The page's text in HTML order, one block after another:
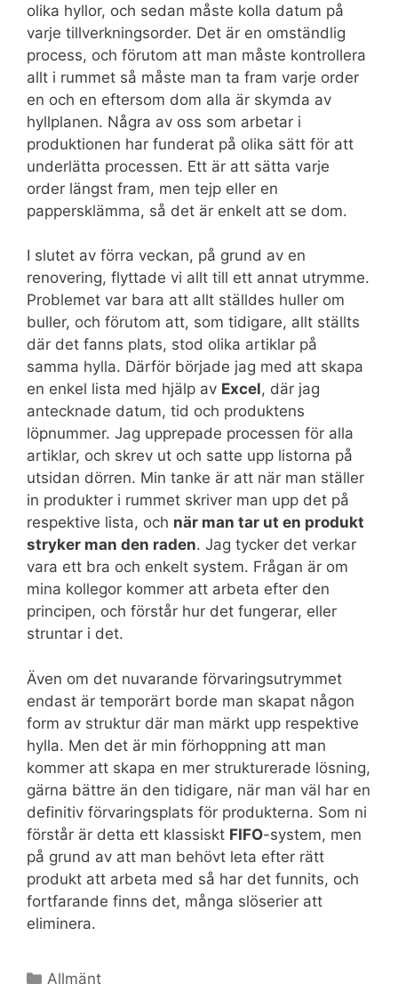
olika hyllor, och sedan måste kolla datum på
varje tillverkningsorder. Det är en omständlig
process, och förutom att man måste kontrollera
allt i rummet så måste man ta fram varje order
en och en eftersom dom alla är skymda av
hyllplanen. Några av oss som arbetar i
produktionen har funderat på olika sätt för att
underlätta processen. Ett är att sätta varje
order längst fram, men tejp eller en
pappersklämma, så det är enkelt att se dom.
I slutet av förra veckan, på grund av en
renovering, flyttade vi allt till ett annat utrymme.
Problemet var bara att allt ställdes huller om
buller, och förutom att, som tidigare, allt ställts
där det fanns plats, stod olika artiklar på
samma hylla. Därför började jag med att skapa
en enkel lista med hjälp av Excel, där jag
antecknade datum, tid och produktens
löpnummer. Jag upprepade processen för alla
artiklar, och skrev ut och satte upp listorna på
utsidan dörren. Min tanke är att när man ställer
in produkter i rummet skriver man upp det på
respektive lista, och när man tar ut en produkt
stryker man den raden. Jag tycker det verkar
vara ett bra och enkelt system. Frågan är om
mina kollegor kommer att arbeta efter den
principen, och förstår hur det fungerar, eller
struntar i det.
Även om det nuvarande förvaringsutrymmet
endast är temporärt borde man skapat någon
form av struktur där man märkt upp respektive
hylla. Men det är min förhoppning att man
kommer att skapa en mer strukturerade lösning,
gärna bättre än den tidigare, när man väl har en
definitiv förvaringsplats för produkterna. Som ni
förstår är detta ett klassiskt FIFO-system, men
på grund av att man behövt leta efter rätt
produkt att arbeta med så har det funnits, och
fortfarande finns det, många slöserier att
eliminera.
Kategorier
Allmänt